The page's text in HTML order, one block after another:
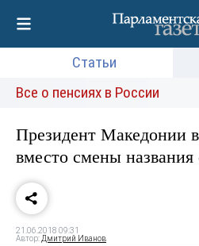
Статьи
Все о пенсиях в России
Президент Македонии
вместо смены названия
21.06.2018 09:31
Автор: Дмитрий Иванов